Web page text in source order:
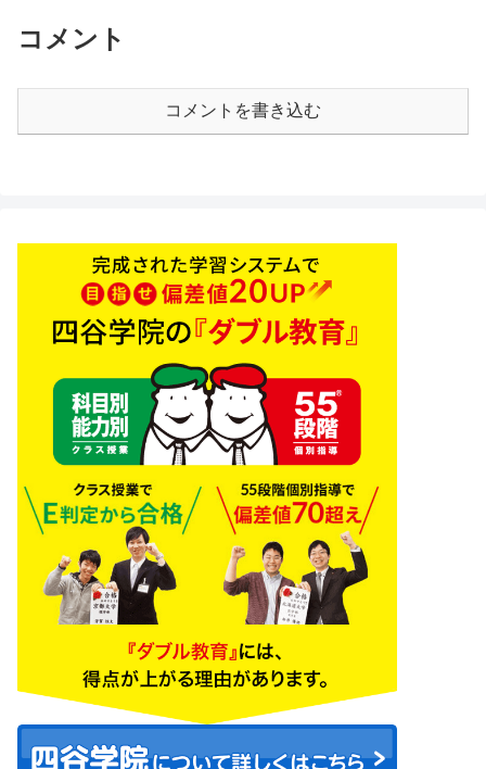
コメント
コメントを書き込む